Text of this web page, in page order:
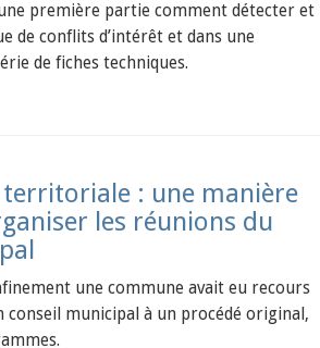
première partie comment détecter et
de conflits d’intérêt et dans une
de fiches techniques.
territoriale : une manière
les réunions du
une commune avait eu recours
conseil municipal à un procédé original,